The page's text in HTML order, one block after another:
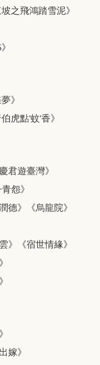
之飛鴻踏雪泥》
》
虎點'蚊'香》
君遊臺灣》
怨》
德》《烏龍院》
》《宿世情緣》
嫁》